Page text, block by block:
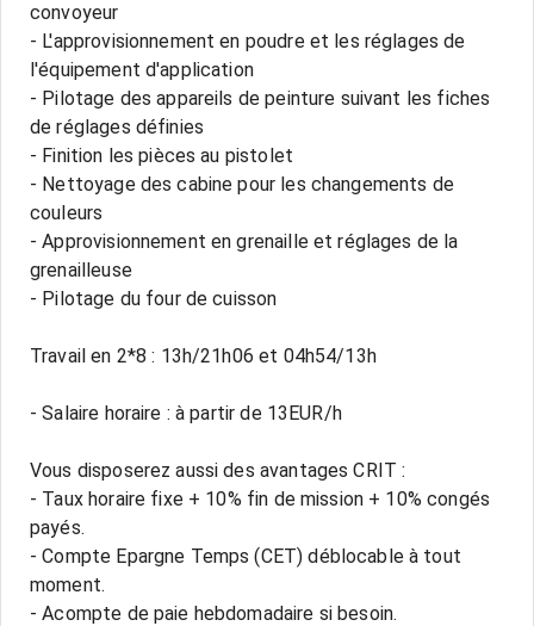
convoyeur
- L'approvisionnement en poudre et les réglages de
l'équipement d'application
- Pilotage des appareils de peinture suivant les fiches
de réglages définies
- Finition les pièces au pistolet
- Nettoyage des cabine pour les changements de
couleurs
- Approvisionnement en grenaille et réglages de la
grenailleuse
- Pilotage du four de cuisson
Travail en 2*8 : 13h/21h06 et 04h54/13h
- Salaire horaire : à partir de 13EUR/h
Vous disposerez aussi des avantages CRIT :
- Taux horaire fixe + 10% fin de mission + 10% congés
payés.
- Compte Epargne Temps (CET) déblocable à tout
moment.
- Acompte de paie hebdomadaire si besoin.